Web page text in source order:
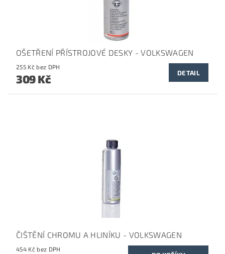
OŠETŘENÍ PŘÍSTROJOVÉ DESKY - VOLKSWAGEN
255 Kč bez DPH
309 Kč DETAIL
ČIŠTĚNÍ CHROMU A HLINÍKU - VOLKSWAGEN
454 Kč bez DPH